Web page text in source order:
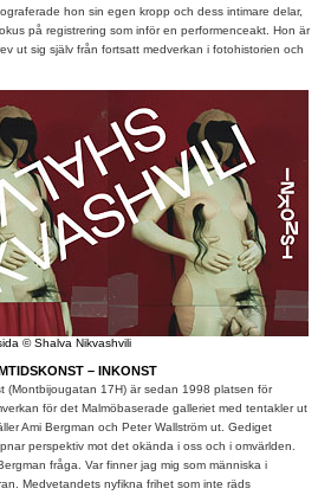
hon sin egen kropp och dess intimare delar,
på registrering som inför en performenceakt. Hon är
ut sig själv från fortsatt medverkan i fotohistorien och
© Shalva Nikvashvili
– INKONST
(Montbijougatan 17H) är sedan 1998 platsen för
för det Malmöbaserade galleriet med tentakler ut
Ami Bergman och Peter Wallström ut. Gediget
perspektiv mot det okända i oss och i omvärlden.
fråga. Var finner jag mig som människa i
Medvetandets nyfikna frihet som inte räds